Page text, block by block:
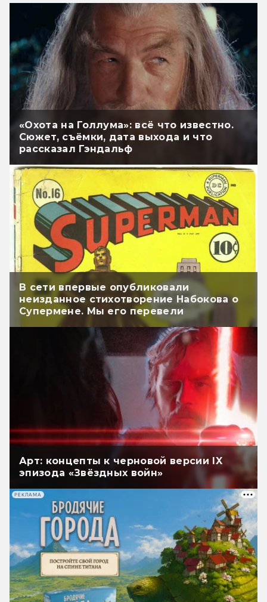
«Охота на Голлума»: всё что известно.
Сюжет, съёмки, дата выхода и что
рассказал Гэндальф
В сети впервые опубликовали
неизданное стихотворение Набокова о
Супермене. Мы его перевели
Арт: концепты к черновой версии IX
эпизода «Звёздных войн»
РЕКЛАМА